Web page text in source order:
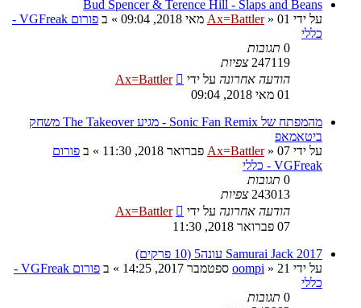
Bud Spencer & Terence Hill - Slaps and Beans
על ידי
Ax=Battler» 01 מאי 2018, 09:04 » ב
פורום VGFreak -
כללי
0 תגובות
247119 צפיות
הודעה אחרונה על ידי
Ax=Battler
01 מאי 2018, 09:04
מהמפתח של Sonic Fan Remix - מגיע The Takeover משחק
ביטאמאפ
על ידי
Ax=Battler» 07 פברואר 2018, 11:30 » ב פורום
VGFreak - כללי
0 תגובות
243013 צפיות
הודעה אחרונה על ידי
Ax=Battler
07 פברואר 2018, 11:30
Samurai Jack 2017 עונה5 (10 פרקים)
על ידי
oompi » 21 ספטמבר 2017, 14:25 » ב
פורום VGFreak -
כללי
0 תגובות